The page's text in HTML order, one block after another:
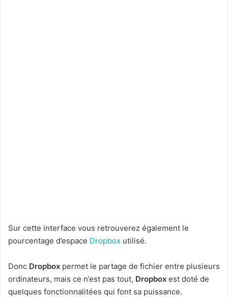
Sur cette interface vous retrouverez également le
pourcentage d’espace Dropbox utilisé.
Donc Dropbox permet le partage de fichier entre plusieurs
ordinateurs, mais ce n’est pas tout, Dropbox est doté de
quelques fonctionnalitées qui font sa puissance.